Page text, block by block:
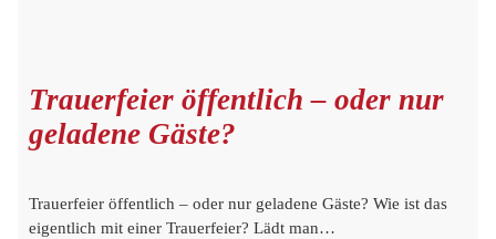
Trauerfeier öffentlich – oder nur
geladene Gäste?
Trauerfeier öffentlich – oder nur geladene Gäste? Wie ist das
eigentlich mit einer Trauerfeier? Lädt man…